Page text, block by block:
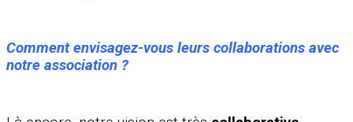
Comment envisagez-vous leurs collaborations avec
notre association ?